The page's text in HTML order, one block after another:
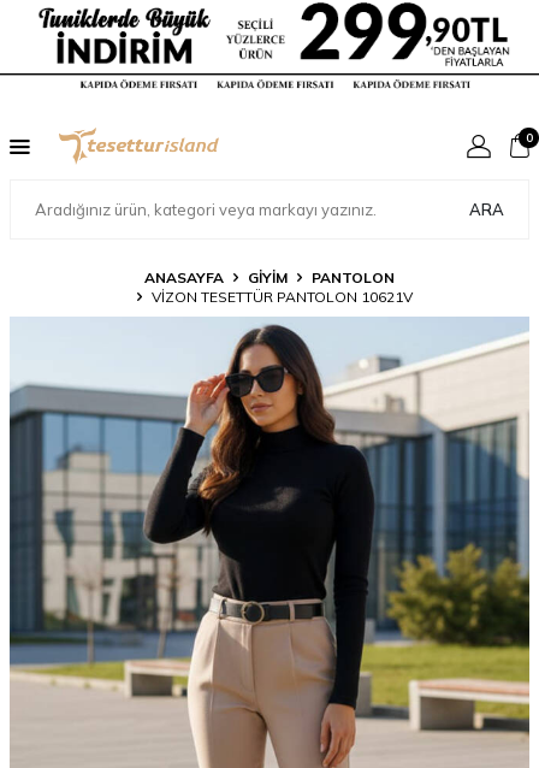
ARA
0
ANASAYFA GİYİM
PANTOLON
VIZON TESETTÜR PANTOLON 10621V